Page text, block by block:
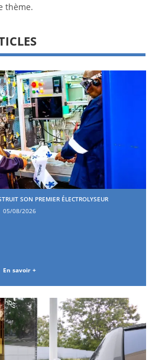
thème.
SON PREMIER ÉLECTROLYSEUR
05/08/2026
En savoir +